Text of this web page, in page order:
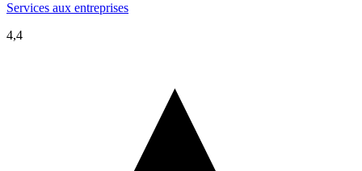
Services aux entreprises
4,4